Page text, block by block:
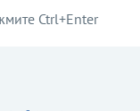
Ctrl+Enter